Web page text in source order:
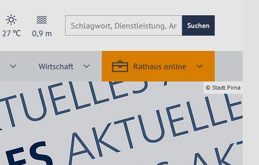
27℃ 0,9 m
Suchen
Wirtschaft Rathaus online
© Stadt Pirna